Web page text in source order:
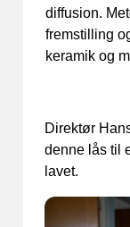
diffusion.
fremstilling
keramik og
Direktør
denne lås til
lavet.